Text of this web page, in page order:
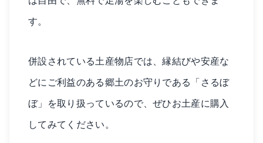
す。
併設されている土産物店では、縁結びや安産な
どにご利益のある郷土のお守りである「さるぼ
ぼ」を取り扱っているので、ぜひお土産に購入
してみてください。